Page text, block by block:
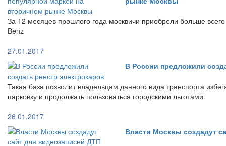
За 12 месяцев прошлого года москвичи приобрели больше
Benz
27.01.2017
В России предложили
Такая база позволит владельцам данного вида транспорта
парковку и продолжать пользоваться городскими льготами.
26.01.2017
Власти Москвы создадут